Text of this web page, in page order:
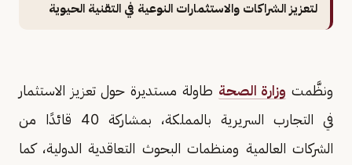
لتعزيز الشراكات والاستثمارات النوعية في التقنية الحيوية
ونظَّمت وزارة الصحة طاولة مستديرة حول تعزيز الاستثمار
في التجارب السريرية بالمملكة، بمشاركة 40 قائدًا من
الشركات العالمية ومنظمات البحوث التعاقدية الدولية، كما